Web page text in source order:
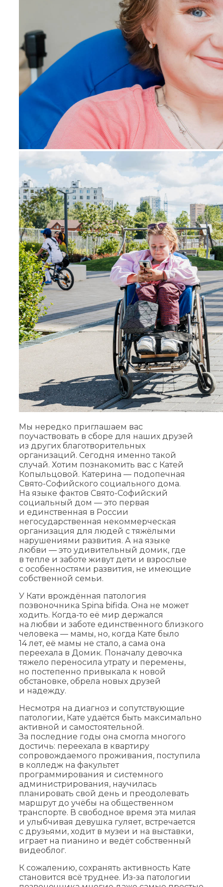
Мы нередко приглашаем вас
поучаствовать в сборе для наших друзей
из других благотворительных
организаций. Сегодня именно такой
случай. Хотим познакомить вас с Катей
Копыльцовой. Катерина — подопечная
Свято-Софийского социального дома.
На языке фактов Свято-Софийский
социальный дом — это первая
и единственная в России
негосударственная некоммерческая
организация для людей с тяжёлыми
нарушениями развития. А на языке
любви — это удивительный домик, где
в тепле и заботе живут дети и взрослые
с особенностями развития, не имеющие
собственной семьи.
У Кати врождённая патология
позвоночника Spina bifida. Она не может
ходить. Когда-то её мир держался
на любви и заботе единственного близкого
человека — мамы, но, когда Кате было
14 лет, её мамы не стало, а сама она
переехала в Домик. Поначалу девочка
тяжело переносила утрату и перемены,
но постепенно привыкала к новой
обстановке, обрела новых друзей
и надежду.
Несмотря на диагноз и сопутствующие
патологии, Кате удаётся быть максимально
активной и самостоятельной.
За последние годы она смогла многого
достичь: переехала в квартиру
сопровождаемого проживания, поступила
в колледж на факультет
программирования и системного
администрирования, научилась
планировать свой день и преодолевать
маршрут до учёбы на общественном
транспорте. В свободное время эта милая
и улыбчивая девушка гуляет, встречается
с друзьями, ходит в музеи и на выставки,
играет на пианино и ведёт собственный
видеоблог.
К сожалению, сохранять активность Кате
становится всё труднее. Из-за патологии